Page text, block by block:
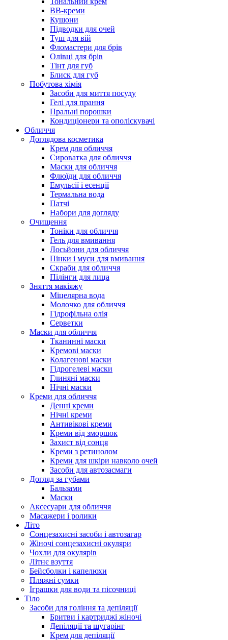
BB-креми
Кушони
Підводки для очей
Туш для вій
Фломастери для брів
Олівці для брів
Тінт для губ
Блиск для губ
Побутова хімія
Засоби для миття посуду
Гелі для прання
Пральні порошки
Кондиціонери та ополіскувачі
Обличчя
Доглядова косметика
Крем для обличчя
Сироватка для обличчя
Маски для обличчя
Флюїди для обличчя
Емульсії і есенції
Термальна вода
Патчі
Набори для догляду
Очищення
Тоніки для обличчя
Гель для вмивання
Лосьйони для обличчя
Пінки і муси для вмивання
Скраби для обличчя
Пілінги для лица
Зняття макіяжу
Міцелярна вода
Молочко для обличчя
Гідрофільна олія
Серветки
Маски для обличчя
Тканинні маски
Кремові маски
Колагенові маски
Гідрогелеві маски
Глиняні маски
Нічні маски
Креми для обличчя
Денні креми
Нічні креми
Антивікові креми
Креми від зморшок
Захист від сонця
Креми з ретинолом
Креми для шкіри навколо очей
Засоби для автозасмаги
Догляд за губами
Бальзами
Маски
Аксесуари для обличчя
Масажери і ролики
Літо
Сонцезахисні засоби і автозагар
Жіночі сонцезахисні окуляри
Чохли для окулярів
Літнє взуття
Бейсболки і капелюхи
Пляжні сумки
Іграшки для води та пісочниці
Тіло
Засоби для гоління та депіляції
Бритви і картриджі жіночі
Депіляції та шугарінг
Крем для депіляції